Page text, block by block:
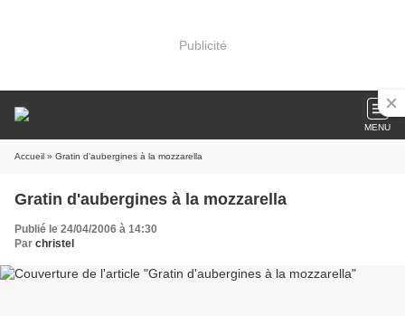
Publicité
MENU
Accueil » Gratin d'aubergines à la mozzarella
Gratin d'aubergines à la mozzarella
Publié le 24/04/2006 à 14:30
Par christel